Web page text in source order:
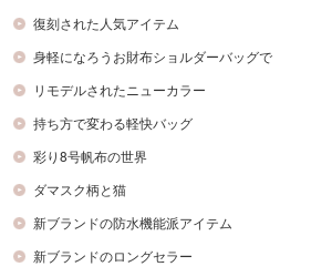
復刻された人気アイテム
身軽になろうお財布ショルダーバッグで
リモデルされたニューカラー
持ち方で変わる軽快バッグ
彩り8号帆布の世界
ダマスク柄と猫
新ブランドの防水機能派アイテム
新ブランドのロングセラー